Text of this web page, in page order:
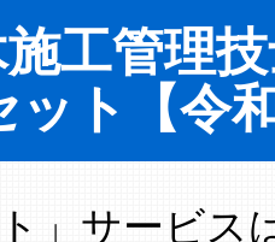
工管理
ット【令
」サービス